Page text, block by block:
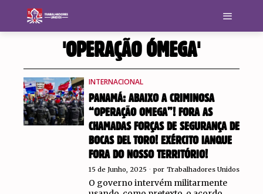
'OPERAÇÃO ÓMEGA'
INTERNACIONAL
PANAMÁ: ABAIXO A CRIMINOSA
“OPERAÇÃO OMEGA”! FORA AS
CHAMADAS FORÇAS DE SEGURANÇA DE
BOCAS DEL TORO! EXÉRCITO IANQUE
FORA DO NOSSO TERRITÓRIO!
15 de Junho, 2025 por Trabalhadores Unidos
O governo intervém militarmente